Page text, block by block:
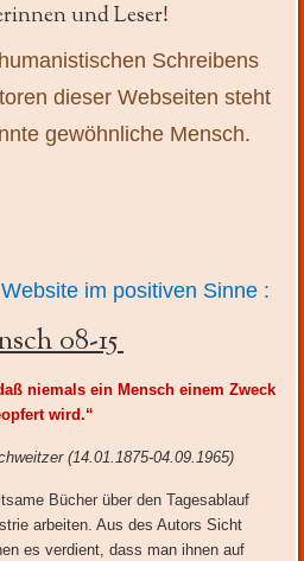
und Leser!
Schreibens
dieser Webseiten steht
gewöhnliche Mensch.
im positiven Sinne :
08-15
niemals ein Mensch einem Zweck
wird.“
(14.01.1875-04.09.1965)
Bücher über den Tagesablauf
arbeiten. Aus des Autors Sicht
es verdient, dass man ihnen auf